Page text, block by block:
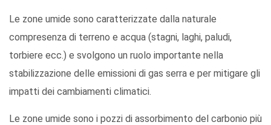
Le zone umide sono caratterizzate dalla naturale
compresenza di terreno e acqua (stagni, laghi, paludi,
torbiere ecc.) e svolgono un ruolo importante nella
stabilizzazione delle emissioni di gas serra e per mitigare gli
impatti dei cambiamenti climatici.
Le zone umide sono i pozzi di assorbimento del carbonio più